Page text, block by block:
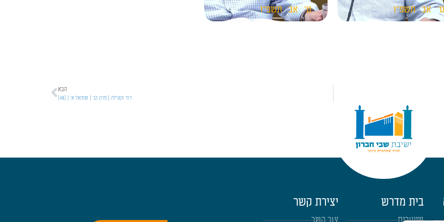
אב תשפ"ו ט' אב תשפ"ו
הבא
דוד וקעילה | פרק כג' | שמואל א' | [48]
בית מדרש יצירת קשר